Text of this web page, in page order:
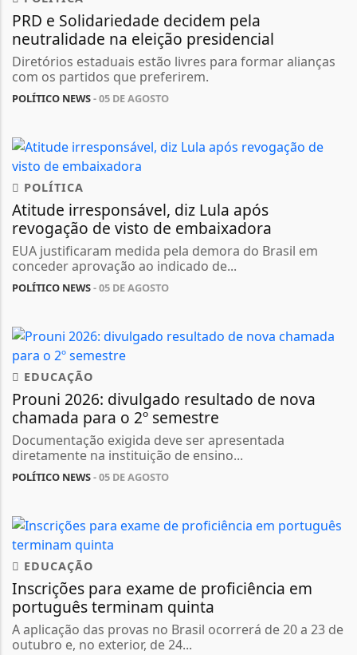
PRD e Solidariedade decidem pela
neutralidade na eleição presidencial
Diretórios estaduais estão livres para formar alianças
com os partidos que preferirem.
POLÍTICO NEWS- 05 DE AGOSTO
POLÍTICA
Atitude irresponsável, diz Lula após
revogação de visto de embaixadora
EUA justificaram medida pela demora do Brasil em
conceder aprovação ao indicado de...
POLÍTICO NEWS- 05 DE AGOSTO
EDUCAÇÃO
Prouni 2026: divulgado resultado de nova
chamada para o 2º semestre
Documentação exigida deve ser apresentada
diretamente na instituição de ensino...
POLÍTICO NEWS- 05 DE AGOSTO
EDUCAÇÃO
Inscrições para exame de proficiência em
português terminam quinta
A aplicação das provas no Brasil ocorrerá de 20 a 23 de
outubro e, no exterior, de 24...